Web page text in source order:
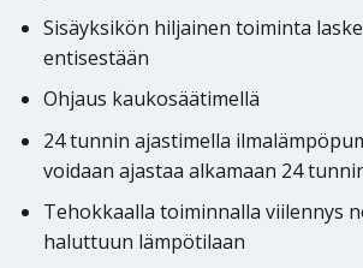
Sisäyksikön hiljainen toiminta
entisestään
Ohjaus kaukosäätimellä
24 tunnin ajastimella
voidaan ajastaa alkamaan 24
Tehokkaalla toiminnalla viilennys
haluttuun lämpötilaan